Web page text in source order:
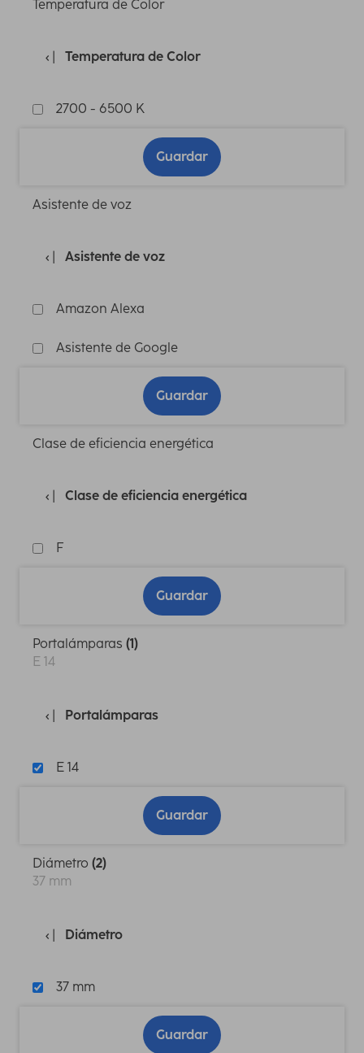
Temperatura de Color
Temperatura de Color
2700 - 6500 K
Guardar
Asistente de voz
Asistente de voz
Amazon Alexa
Asistente de Google
Guardar
Clase de eficiencia energética
Clase de eficiencia energética
F
Guardar
Portalámparas (1)
E 14
Portalámparas
E 14
Guardar
Diámetro (2)
37 mm
Diámetro
37 mm
Guardar